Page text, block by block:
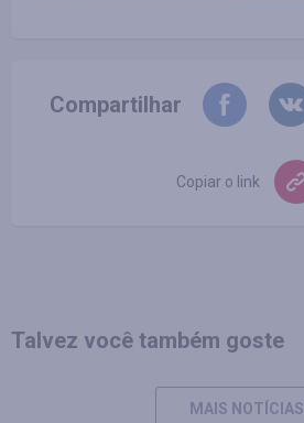
Compartilhar
Copiar o link
Talvez você também goste
MAIS NOTÍCIAS